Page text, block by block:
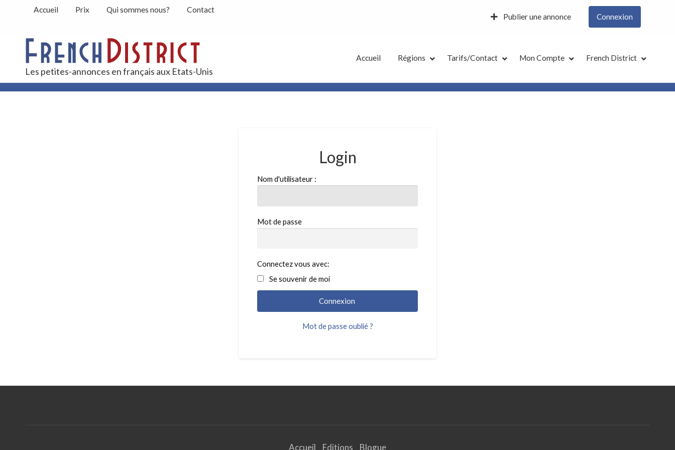
Contact
Accueil Prix Qui sommes nous? Contact
Publier une annonce Connexion
Les petites-annonces en français aux Etats-Unis
Accueil Régions Tarifs/Contact Mon Compte French District
Login
Nom d'utilisateur :
Mot de passe
Connectez vous avec:
Se souvenir de moi
Mot de passe oublié ?
Accueil Editions Blogue